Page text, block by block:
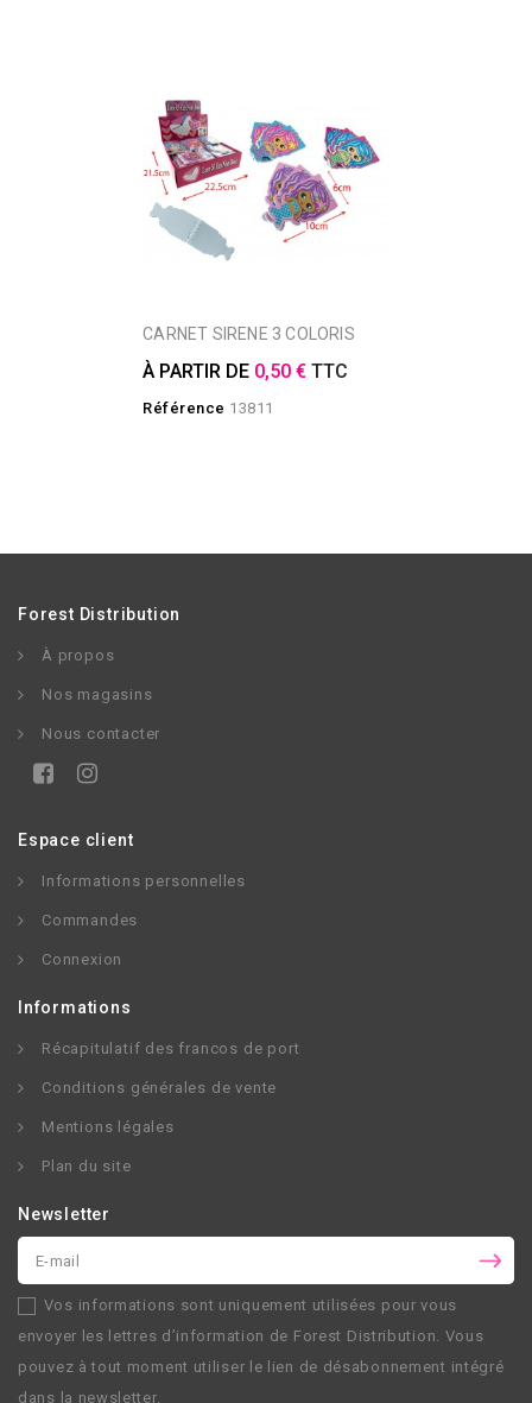
CARNET SIRENE 3 COLORIS
À PARTIR DE 0,50 € TTC
Référence 13811
Forest Distribution
À propos
Nos magasins
Nous contacter
Espace client
Informations personnelles
Commandes
Connexion
Informations
Récapitulatif des francos de port
Conditions générales de vente
Mentions légales
Plan du site
Newsletter
Vos informations sont uniquement utilisées pour vous
envoyer les lettres d’information de Forest Distribution. Vous
pouvez à tout moment utiliser le lien de désabonnement intégré
dans la newsletter.